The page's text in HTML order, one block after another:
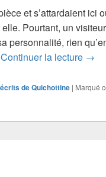
et s’attardaient ici
Pourtant, un
personnalité, rien
Continuer la lecture →
de Quichottine | Marqué